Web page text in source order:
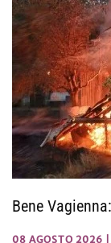
Bene
08 AGOSTO 2026